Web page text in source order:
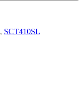
, SCT410SL